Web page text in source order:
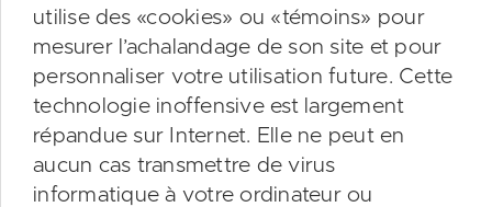
utilise des «cookies» ou «témoins» pour
mesurer l’achalandage de son site et pour
personnaliser votre utilisation future. Cette
technologie inoffensive est largement
répandue sur Internet. Elle ne peut en
aucun cas transmettre de virus
informatique à votre ordinateur ou